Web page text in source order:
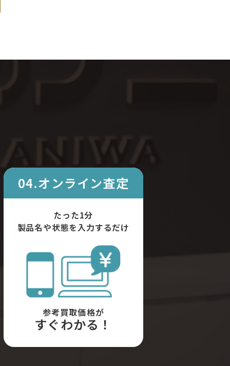
04.オンライン査定
たった1分
製品名や状態を入力するだけ
参考買取価格が
すぐわかる！